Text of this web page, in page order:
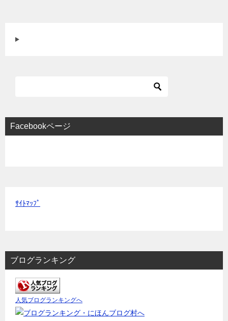
Facebookページ
ｻｲﾄﾏｯﾌﾟ
ブログランキング
人気ブログランキングへ